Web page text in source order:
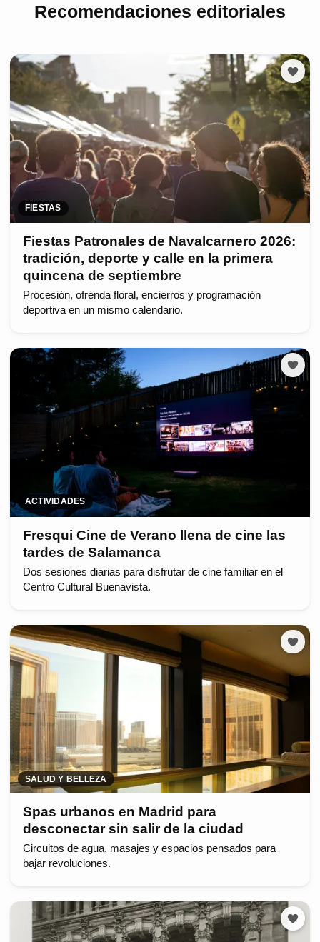
Recomendaciones editoriales
FIESTAS
Fiestas Patronales de Navalcarnero 2026:
tradición, deporte y calle en la primera
quincena de septiembre
Procesión, ofrenda floral, encierros y programación
deportiva en un mismo calendario.
ACTIVIDADES
Fresqui Cine de Verano llena de cine las
tardes de Salamanca
Dos sesiones diarias para disfrutar de cine familiar en el
Centro Cultural Buenavista.
SALUD Y BELLEZA
Spas urbanos en Madrid para
desconectar sin salir de la ciudad
Circuitos de agua, masajes y espacios pensados para
bajar revoluciones.